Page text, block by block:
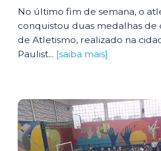
No último fim de semana, o
conquistou duas medalhas de
de Atletismo, realizado na
Paulist... [saiba mais]